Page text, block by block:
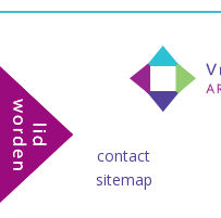
contact
sitemap